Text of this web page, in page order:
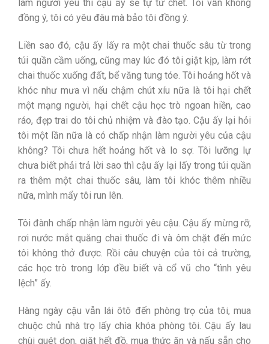
làm người yêu thì cậu ấy sẽ tự tử chết. Tôi vẫn không
đồng ý, tôi có yêu đâu mà bảo tôi đồng ý.
Liền sao đó, cậu ấy lấy ra một chai thuốc sâu từ trong
túi quần cầm uống, cũng may lúc đó tôi giật kịp, làm rớt
chai thuốc xuống đất, bể văng tung tóe. Tôi hoảng hốt và
khóc như mưa vì nếu chậm chút xíu nữa là tôi hại chết
một mạng người, hại chết cậu học trò ngoan hiền, cao
ráo, đẹp trai do tôi chủ nhiệm và đào tạo. Cậu ấy lại hỏi
tôi một lần nữa là có chấp nhận làm người yêu của cậu
không? Tôi chưa hết hoảng hốt và lo sợ. Tôi lưỡng lự
chưa biết phải trả lời sao thì cậu ấy lại lấy trong túi quần
ra thêm một chai thuốc sâu, làm tôi khóc thêm nhiều
nữa, mình mẩy tôi run lên.
Tôi đành chấp nhận làm người yêu cậu. Cậu ấy mừng rỡ,
rơi nước mắt quăng chai thuốc đi và ôm chặt đến mức
tôi không thở được. Rồi câu chuyện của tôi cả trường,
các học trò trong lớp đều biết và cổ vũ cho “tình yêu
lệch” ấy.
Hàng ngày cậu vẫn lái ôtô đến phòng trọ của tôi, mua
chuộc chủ nhà trọ lấy chìa khóa phòng tôi. Cậu ấy lau
chùi quét dọn, giặt hết đồ, mua thức ăn và nấu sẵn cho